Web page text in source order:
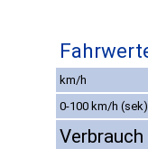
km/h
0-100 km/h (sek)